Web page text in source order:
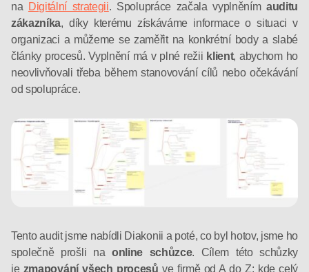
na Digitální strategii. Spolupráce začala vyplněním auditu
zákazníka, díky kterému získáváme informace o situaci v
organizaci a můžeme se zaměřit na konkrétní body a slabé
články procesů. Vyplnění má v plné režii klient, abychom ho
neovlivňovali třeba během stanovování cílů nebo očekávání
od spolupráce.
Tento audit jsme nabídli Diakonii a poté, co byl hotov, jsme ho
společně prošli na online schůzce. Cílem této schůzky
je zmapování všech procesů ve firmě od A do Z; kde celý